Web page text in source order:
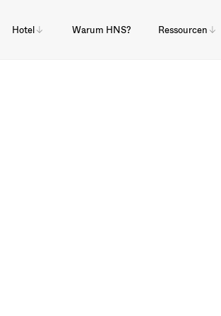
Hotel Warum HNS? Ressourcen